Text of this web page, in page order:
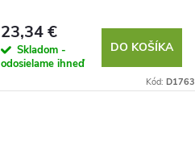
23,34 €
Skladom -
odosielame ihneď
DO KOŠÍKA
Kód: D1763